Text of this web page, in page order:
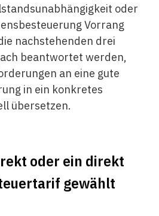
oder
Vorrang
nachstehenden drei
beantwortet werden,
an eine gute
in ein konkretes
übersetzen.
oder ein direkt
gewählt